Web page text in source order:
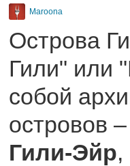
Maroona
Острова
Гили" или
собой
островов –
Гили-Эйр